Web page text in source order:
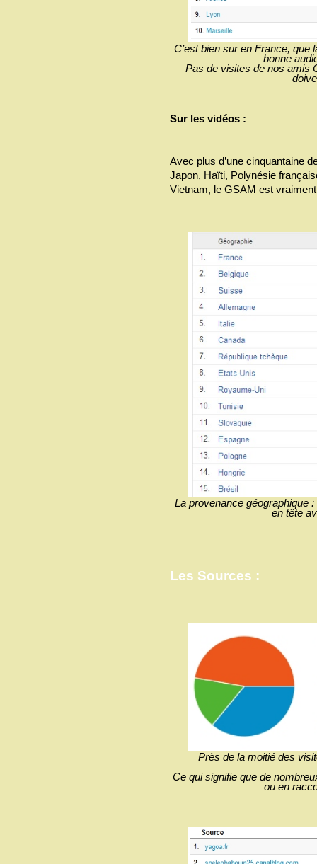
C’est bien sur en France, que
bonne
Pas de visites de nos amis
Sur les vidéos :
Avec plus d’une cinquantaine
Japon, Haïti, Polynésie
Vietnam, le GSAM est
La provenance géographique
en tête
Les Sources :
Près de la moitié des
Ce qui signifie que de
ou en